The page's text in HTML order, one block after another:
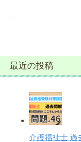
最近の投稿
介護福祉士